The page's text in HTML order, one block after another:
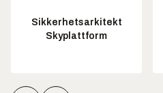
Sikkerhetsarkitekt
Skyplattform